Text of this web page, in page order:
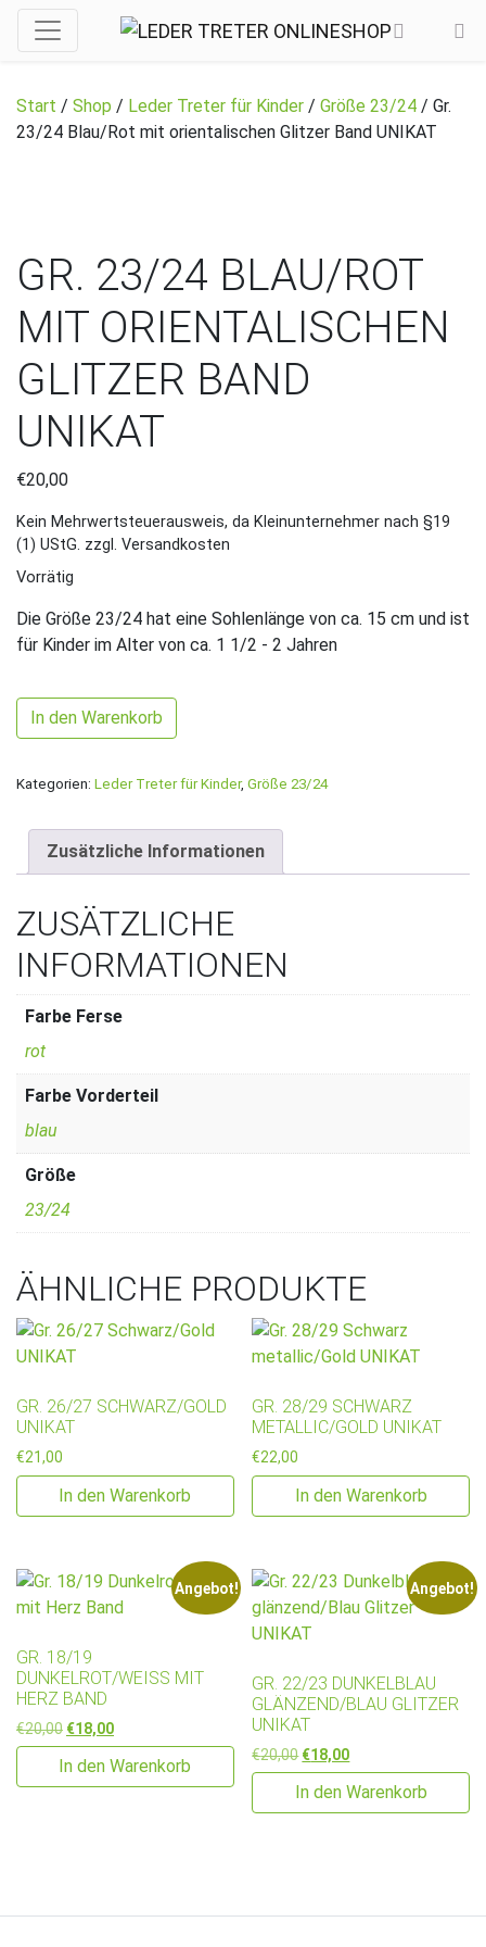
Start / Shop / Leder Treter für Kinder / Größe 23/24 / Gr.
23/24 Blau/Rot mit orientalischen Glitzer Band UNIKAT
GR. 23/24 BLAU/ROT
MIT ORIENTALISCHEN
GLITZER BAND
UNIKAT
€20,00
Kein Mehrwertsteuerausweis, da Kleinunternehmer nach §19
(1) UStG. zzgl. Versandkosten
Vorrätig
Die Größe 23/24 hat eine Sohlenlänge von ca. 15 cm und ist
für Kinder im Alter von ca. 1 1/2 - 2 Jahren
Gr. 23/24 Blau/Rot mit orientalischen Glitzer Band UNIKAT
In den Warenkorb
Kategorien: Leder Treter für Kinder, Größe 23/24
Zusätzliche Informationen
ZUSÄTZLICHE
INFORMATIONEN
Farbe Ferse
rot
Farbe Vorderteil
blau
Größe
23/24
ÄHNLICHE PRODUKTE
GR. 26/27 SCHWARZ/GOLD
UNIKAT
€21,00
In den Warenkorb
GR. 28/29 SCHWARZ
METALLIC/GOLD UNIKAT
€22,00
In den Warenkorb
Angebot!
GR. 18/19
DUNKELROT/WEISS MIT H
ERZ BAND
€20,00 Ursprünglicher Preis war: €20,00
€18,00Aktueller Preis ist: €18,00.
In den Warenkorb
Angebot!
GR. 22/23 DUNKELBLAU
GLÄNZEND/BLAU GLITZER
UNIKAT
€20,00 Ursprünglicher Preis war:
€18,00Aktueller Preis ist:
In den Warenkorb